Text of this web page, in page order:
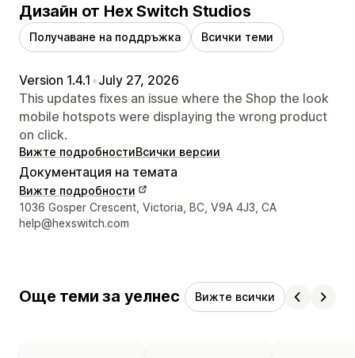
Дизайн от Hex Switch Studios
Получаване на поддръжка Всички теми
Version 1.4.1 •July 27, 2026
This updates fixes an issue where the Shop the look
mobile hotspots were displaying the wrong product
on click.
Вижте подробностиВсички версии
Документация на темата
Вижте подробности
Данни за връзка с дизайнера
1036 Gosper Crescent, Victoria, BC, V9A 4J3, CA
help@hexswitch.com
Още теми за уелнес Вижте всички